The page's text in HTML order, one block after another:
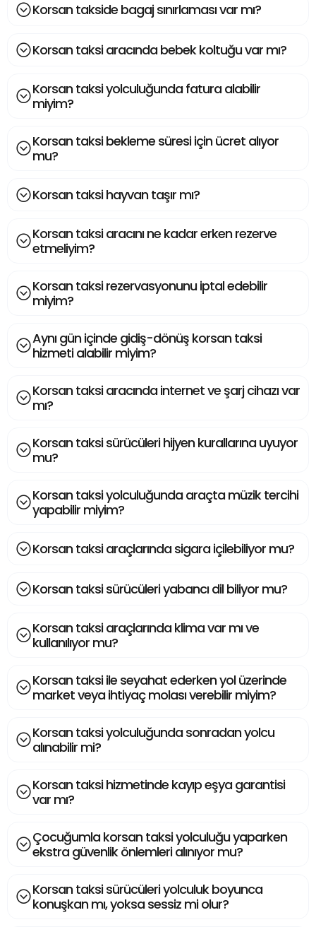
Korsan takside bagaj sınırlaması var mı?
Korsan taksi aracında bebek koltuğu var mı?
Korsan taksi yolculuğunda fatura alabilir
miyim?
Korsan taksi bekleme süresi için ücret alıyor
mu?
Korsan taksi hayvan taşır mı?
Korsan taksi aracını ne kadar erken rezerve
etmeliyim?
Korsan taksi rezervasyonunu iptal edebilir
miyim?
Aynı gün içinde gidiş-dönüş korsan taksi
hizmeti alabilir miyim?
Korsan taksi aracında internet ve şarj cihazı var
mı?
Korsan taksi sürücüleri hijyen kurallarına uyuyor
mu?
Korsan taksi yolculuğunda araçta müzik tercihi
yapabilir miyim?
Korsan taksi araçlarında sigara içilebiliyor mu?
Korsan taksi sürücüleri yabancı dil biliyor mu?
Korsan taksi araçlarında klima var mı ve
kullanılıyor mu?
Korsan taksi ile seyahat ederken yol üzerinde
market veya ihtiyaç molası verebilir miyim?
Korsan taksi yolculuğunda sonradan yolcu
alınabilir mi?
Korsan taksi hizmetinde kayıp eşya garantisi
var mı?
Çocuğumla korsan taksi yolculuğu yaparken
ekstra güvenlik önlemleri alınıyor mu?
Korsan taksi sürücüleri yolculuk boyunca
konuşkan mı, yoksa sessiz mi olur?